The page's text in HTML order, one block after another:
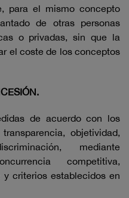
para el mismo concepto
de otras personas
o privadas, sin que la
el coste de los conceptos
de acuerdo con los
objetividad,
mediante
competitiva,
criterios establecidos en